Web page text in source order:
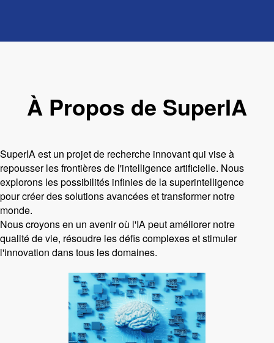
À Propos de SuperIA
SuperIA est un projet de recherche innovant qui vise à
repousser les frontières de l'intelligence artificielle. Nous
explorons les possibilités infinies de la superintelligence
pour créer des solutions avancées et transformer notre
monde.
Nous croyons en un avenir où l'IA peut améliorer notre
qualité de vie, résoudre les défis complexes et stimuler
l'innovation dans tous les domaines.